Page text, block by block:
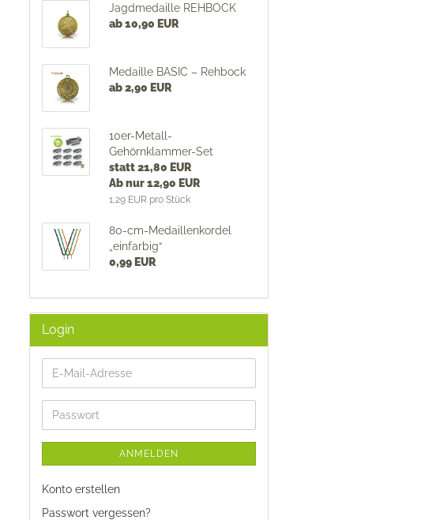
Jagdmedaille REHBOCK
ab 10,90 EUR
Medaille BASIC – Rehbock
ab 2,90 EUR
10er-Metall-
Gehörnklammer-Set
statt 21,80 EUR
Ab nur 12,90 EUR
1,29 EUR pro Stück
80-cm-Medaillenkordel
„einfarbig“
0,99 EUR
Login
E-
Mail-
Adresse
Passwort
ANMELDEN
Konto erstellen
Passwort vergessen?